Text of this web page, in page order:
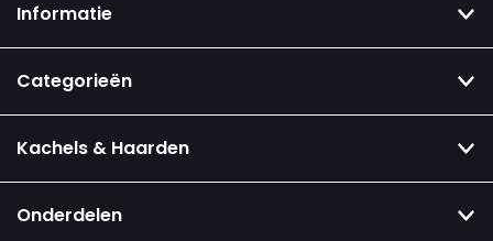
Informatie
Categorieën
Kachels & Haarden
Onderdelen